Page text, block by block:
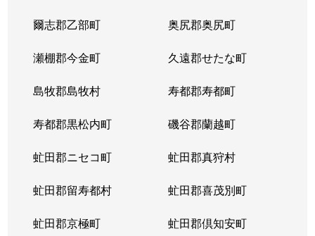
爾志郡乙部町 奥尻郡奥尻町
瀬棚郡今金町 久遠郡せたな町
島牧郡島牧村 寿都郡寿都町
寿都郡黒松内町 磯谷郡蘭越町
虻田郡ニセコ町 虻田郡真狩村
虻田郡留寿都村 虻田郡喜茂別町
虻田郡京極町 虻田郡倶知安町